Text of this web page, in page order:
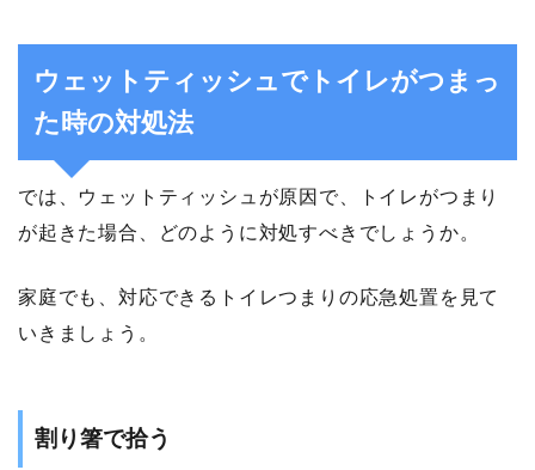
ウェットティッシュでトイレがつまっ
た時の対処法
では、ウェットティッシュが原因で、トイレがつまり
が起きた場合、どのように対処すべきでしょうか。
家庭でも、対応できるトイレつまりの応急処置を見て
いきましょう。
割り箸で拾う